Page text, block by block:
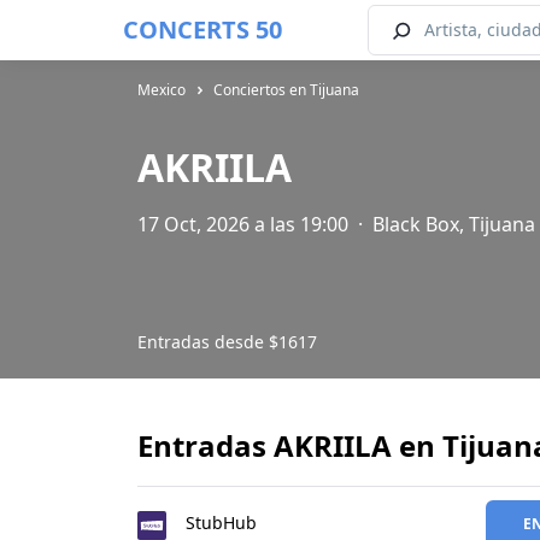
CONCERTS 50
Mexico Conciertos en Tijuana
AKRIILA
17 Oct, 2026 a las 19:00 · Black Box, Tijuana
Entradas desde $1617
Entradas AKRIILA en
StubHub